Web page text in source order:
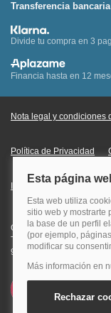
Transferencia bancaria
Divide tu compra en 3
Financia hasta en 12
Nota legal y condiciones
Política de Privacidad
Información Legal sobre
Quehoteles.com -
Todos los derechos
915759999